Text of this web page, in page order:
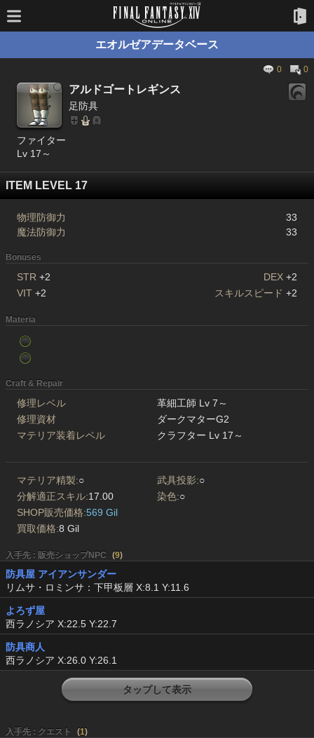
エオルゼアデータベース
0 0
アルドゴートレギンス
足防具
ファイター
Lv 17～
ITEM LEVEL 17
物理防御力
33
魔法防御力
33
Bonuses
STR +2 DEX +2
VIT +2 スキルスピード +2
Materia
Craft & Repair
修理レベル
革細工師 Lv 7～
修理資材
ダークマターG2
マテリア装着レベル
クラフター Lv 17～
マテリア精製:○ 武具投影:○
分解適正スキル:17.00 染色:○
SHOP販売価格:569 Gil
買取価格:8 Gil
入手先 : 販売ショップNPC (9)
防具屋 アイアンサンダー
リムサ・ロミンサ：下甲板層 X:8.1 Y:11.6
よろず屋
西ラノシア X:22.5 Y:22.7
防具商人
西ラノシア X:26.0 Y:26.1
タップして表示
入手先 : クエスト (1)